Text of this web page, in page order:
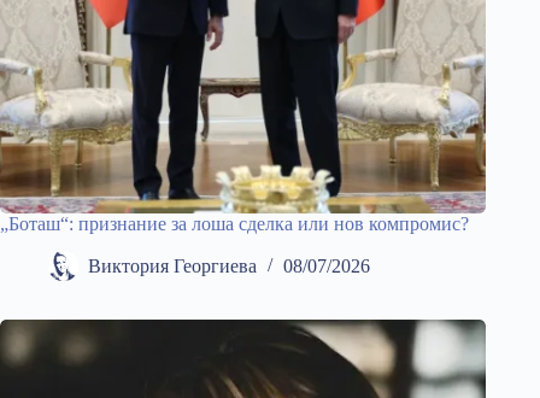
„Боташ“: признание за лоша сделка или нов компромис?
Виктория Георгиева 08/07/2026